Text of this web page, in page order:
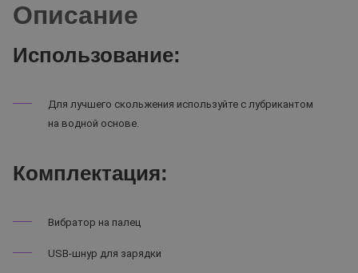
Описание
Использование:
Для лучшего скольжения используйте с лубрикантом
на водной основе.
Комплектация:
Вибратор на палец
USB-шнур для зарядки